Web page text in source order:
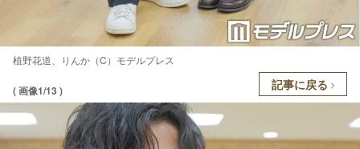
植野花道、りんか（C）モデルプレス
( 画像1/13 ) 記事に戻る